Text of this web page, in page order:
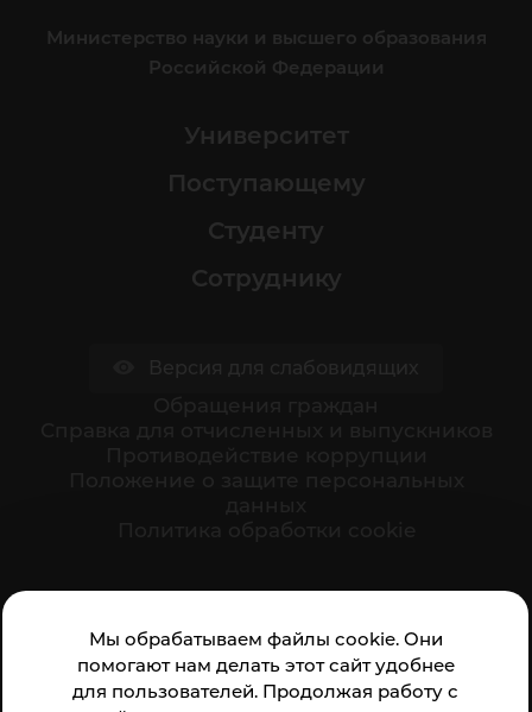
Мы обрабатываем файлы cookie. Они
помогают нам делать этот сайт удобнее
для пользователей. Продолжая работу с
Министерство науки и высшего образования
Российской Федерации
Университет
Поступающему
Студенту
Сотруднику
организации: